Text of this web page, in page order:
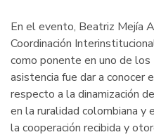
En el evento, Beatriz Mejía
Coordinación
como ponente en uno de
asistencia fue dar a conocer
respecto a la dinamización
en la ruralidad colombiana
la cooperación recibida y